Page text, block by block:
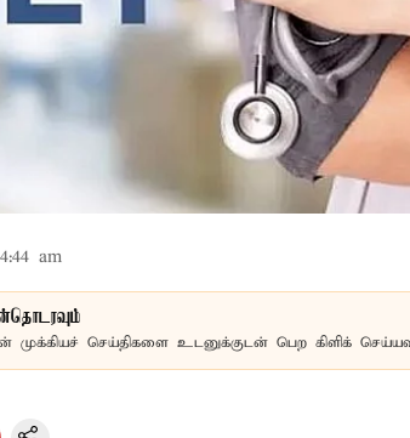
am
முக்கியச் செய்திகளை உடனுக்குடன் பெற கிளிக்